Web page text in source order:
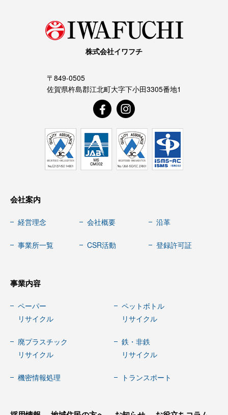
株式会社イワフチ
〒849-0505
佐賀県杵島郡江北町大字下小田3305番地1
会社案内
経営理念 会社概要 沿革
事業所一覧 CSR活動 登録許可証
事業内容
ペーパー
リサイクル
ペットボトル
リサイクル
廃プラスチック
リサイクル
鉄・非鉄
リサイクル
機密情報処理 トランスポート